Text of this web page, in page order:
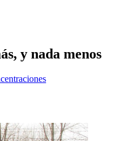
y nada menos